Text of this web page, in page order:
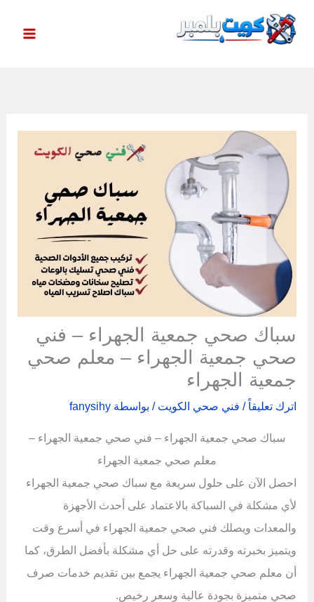
سباك صحي جمعية الجهراء – فني
صحي جمعية الجهراء – معلم صحي
جمعية الجهراء
اترك تعليقاً / فني صحي الكويت / بواسطة fanysihy
سباك صحي جمعية الجهراء – فني صحي جمعية الجهراء –
معلم صحي جمعية الجهراء
احصل الآن على حلول سريعة مع سباك صحي جمعية الجهراء
لأي مشكلة في السباكة بالاعتماد على أحدث الأجهزة
والمعدات ويصلك فني صحي جمعية الجهراء في أسرع وقت
ويتميز بخبرته وقدرته على حل أي مشكلة بأفضل الطرق، كما
أن معلم صحي جمعية الجهراء يجمع بين تقديم خدمات صرف
صحي متميزة بجودة عالية وسعر رخيص.